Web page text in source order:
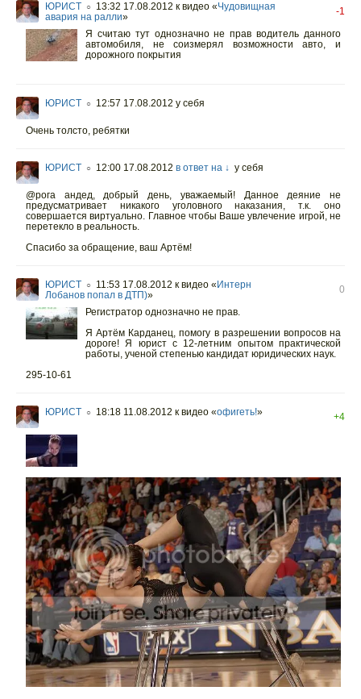
ЮРИСТ ○ 13:32 17.08.2012 к видео «Чудовищная
авария на ралли»
-1
Я считаю тут однозначно не прав водитель данного
автомобиля, не соизмерял возможности авто, и
дорожного покрытия
ЮРИСТ ○ 12:57 17.08.2012 у себя
Очень толсто, ребятки
ЮРИСТ ○ 12:00 17.08.2012 в ответ на ↓ у себя
@рога андед, добрый день, уважаемый! Данное деяние не
предусматривает никакого уголовного наказания, т.к. оно
совершается виртуально. Главное чтобы Ваше увлечение игрой, не
перетекло в реальность.
Спасибо за обращение, ваш Артём!
ЮРИСТ ○ 11:53 17.08.2012 к видео « Интерн
Лобанов попал в ДТП)»
0
Регистратор однозначно не прав.
Я Артём Карданец, помогу в разрешении вопросов на
дороге! Я юрист с 12-летним опытом практической
работы, ученой степенью кандидат юридических наук.
295-10-61
ЮРИСТ ○ 18:18 11.08.2012 к видео «офигеть!» +4